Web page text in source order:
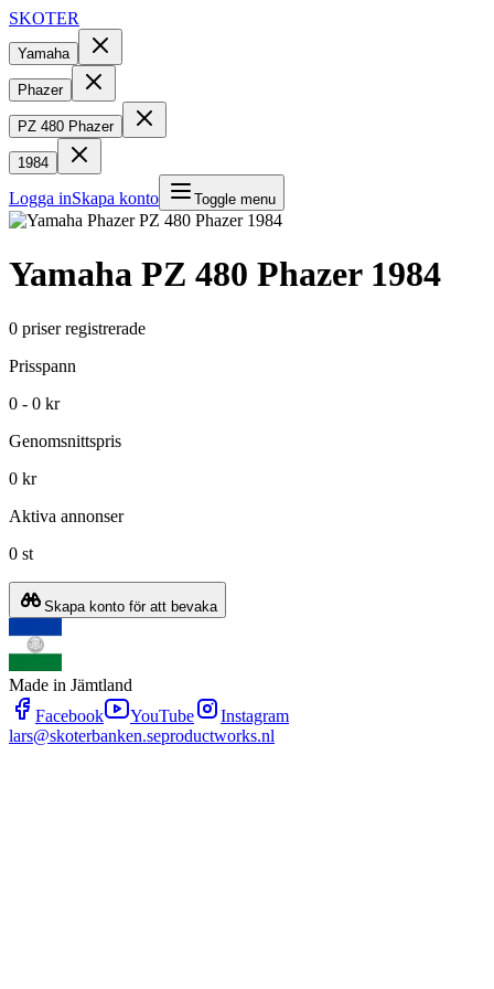
SKOTER
Yamaha
Phazer
PZ 480 Phazer
1984
Logga inSkapa konto Toggle menu
Yamaha PZ 480 Phazer 1984
0 priser registrerade
Prisspann
0 - 0 kr
Genomsnittspris
0 kr
Aktiva annonser
0 st
Skapa konto för att bevaka
Made in Jämtland
Facebook
YouTube
Instagram
lars@skoterbanken.seproductworks.nl